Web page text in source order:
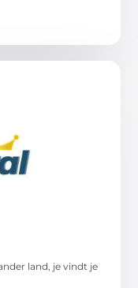
land, je vindt je